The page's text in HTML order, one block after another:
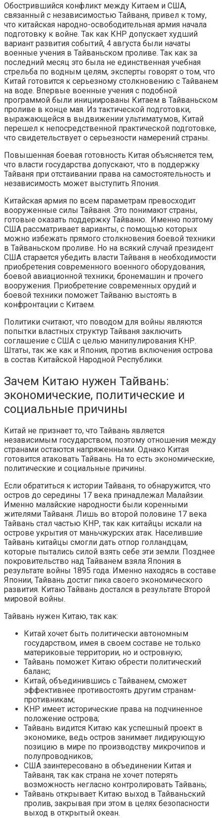
Обострившийся конфликт между Китаем и США,
связанный с независимостью Тайваня, привел к тому,
что китайская народно-освободительная армия начала
подготовку к войне. Так как КНР допускает худший
вариант развития событий, 4 августа были начаты
военные учения в Тайваньском проливе. Так как за
последний месяц это была не единственная учебная
стрельба по водным целям, эксперты говорят о том, что
Китай готовится к серьезному столкновению с Тайванем
на воде. Впервые военные учения с подобной
программой были инициированы Китаем в Тайваньском
проливе в конце мая. Из тактической подготовки,
выражающейся в выдвижении ультиматумов, Китай
перешел к непосредственной практической подготовке,
что свидетельствует о серьезности намерений страны.
Повышенная боевая готовность Китая объясняется тем,
что власти государства допускают, что в поддержку
Тайваня при отстаивании права на самостоятельность и
независимость может выступить Япония.
Китайская армия по всем параметрам превосходит
вооруженные силы Тайваня. Это понимают страны,
готовые оказать поддержку Тайваню. Именно поэтому
США рассматривает варианты, с помощью которых
можно избежать прямого столкновения боевой техники
в Тайваньском проливе. Но на всякий случай президент
США старается убедить власти Тайваня в необходимости
приобретения современного военного оборудования,
боевой авиационной техники, бронемашин и прочего
вооружения. Приобретение современных орудий и
боевой техники поможет Тайваню выстоять в
конфронтации с Китаем.
Политики считают, что поводом для войны являются
попытки властных структур Тайваня заключить
соглашение с США с целью манипулирования КНР.
Штаты, так же как и Япония, против включения острова
в состав Китайской Народной Республики.
Зачем Китаю нужен Тайвань:
экономические, политические и
социальные причины
Китай не признает то, что Тайвань является
независимым государством, поэтому отношения между
странами остаются напряженными. Однако Китая
готовится атаковать Тайвань. На то есть экономические,
политические и социальные причины.
Если обратиться к истории Тайваня, то обнаружится, что
остров до середины 17 века принадлежал Малайзии.
Именно малайские народности были коренными
жителями Тайваня. Лишь во второй половине 17 века
Тайвань стал частью КНР, так как китайцы искали на
острове укрытия от маньчжурских атак. Населившие
Тайвань китайцы смогли дать отпор голландцам,
которые пытались силой взять себе эти земли. Позднее
покровительство над Тайванем взяла Япония в
результате войны 1895 года. Именно находясь в составе
Японии, Тайвань достиг пика своего экономического
развития. Китаю Тайвань достался в результате Второй
мировой войны.
Тайвань нужен Китаю, так как:
Китай хочет быть политически автономным
государством, имея в своем составе не только
материковые территории, но и островную;
Тайвань поможет Китаю обрести политический
баланс;
Китай, объединившись с Тайванем, сможет
эффективнее противостоять другим странам-
противникам;
КНР имеет исторические права на подчиненное
положение острова;
Тайвань видится Китаю как успешный проект в
экономике, ведь остров занимает лидирующую
позицию в мире по производству микрочипов и
полупроводников;
США заинтересовано в объединении Китая и
Тайваня, так как страна не хочет потерять
возможность негласно контролировать Тайвань;
Тайвань открывает Китаю выход в Тайваньский
пролив, закрывая при этом в целях безопасности
выход в открытый океан.